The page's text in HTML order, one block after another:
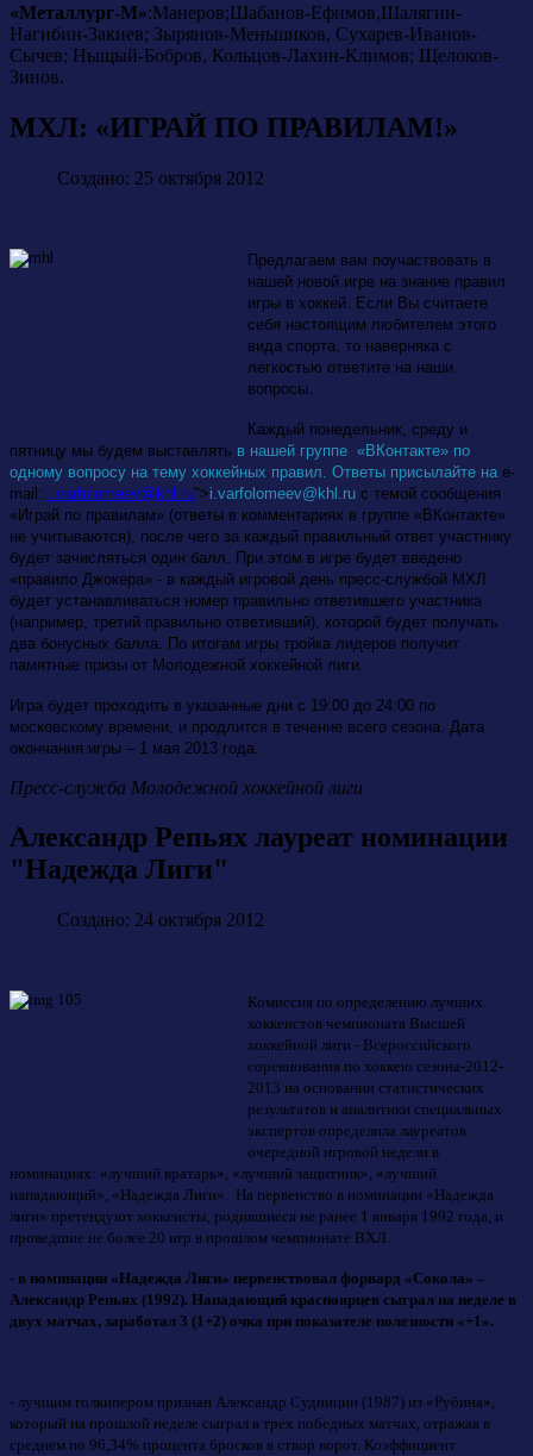
«Металлург-М»:Манеров;Шабанов-Ефимов,Шалягин-
Нагибин-Закиев; Зырянов-Меньшиков, Сухарев-Иванов-
Сычев; Ныщый-Бобров, Кольцов-Лахин-Климов; Щелоков-
Зинов.
МХЛ: «ИГРАЙ ПО ПРАВИЛАМ!»
Создано: 25 октября 2012
Предлагаем вам поучаствовать в
нашей новой игре на знание правил
игры в хоккей. Если Вы считаете
себя настоящим любителем этого
вида спорта, то наверняка с
легкостью ответите на наши
вопросы.
Каждый понедельник, среду и
пятницу мы будем выставлять в нашей группе «ВКонтакте» по
одному вопросу на тему хоккейных правил. Ответы присылайте на e-
mail: i.varfolomeev@khl.ru">i varfolomeev@khl ru с темой сообщения
«Играй по правилам» (ответы в комментариях в группе «ВКонтакте»
не учитываются), после чего за каждый правильный ответ участнику
будет зачисляться один балл. При этом в игре будет введено
«правило Джокера» - в каждый игровой день пресс-службой МХЛ
будет устанавливаться номер правильно ответившего участника
(например, третий правильно ответивший), которой будет получать
два бонусных балла. По итогам игры тройка лидеров получит
памятные призы от Молодежной хоккейной лиги.
Игра будет проходить в указанные дни с 19:00 до 24:00 по
московскому времени, и продлится в течение всего сезона. Дата
окончания игры – 1 мая 2013 года.
Пресс-служба Молодежной хоккейной лиги
Александр Репьях лауреат номинации
"Надежда Лиги"
Создано: 24 октября 2012
Комиссия по определению лучших
хоккеистов чемпионата Высшей
хоккейной лиги - Всероссийского
соревнования по хоккею сезона-2012-
2013 на основании статистических
результатов и аналитики специальных
экспертов определила лауреатов
очередной игровой недели в
номинациях: «лучший вратарь», «лучший защитник», «лучший
нападающий», «Надежда Лиги». На первенство в номинации «Надежда
лиги» претендуют хоккеисты, родившиеся не ранее 1 января 1992 года, и
проведшие не более 20 игр в прошлом чемпионате ВХЛ.
- в номинации «Надежда Лиги» первенствовал форвард «Сокола» –
Александр Репьях (1992). Нападающий красноярцев сыграл на неделе в
двух матчах, заработал 3 (1+2) очка при показателе полезности «+1».
- лучшим голкипером признан Александр Судницин (1987) из «Рубина»,
который на прошлой неделе сыграл в трех победных матчах, отражая в
среднем по 96,34% процента бросков в створ ворот. Коэффициент